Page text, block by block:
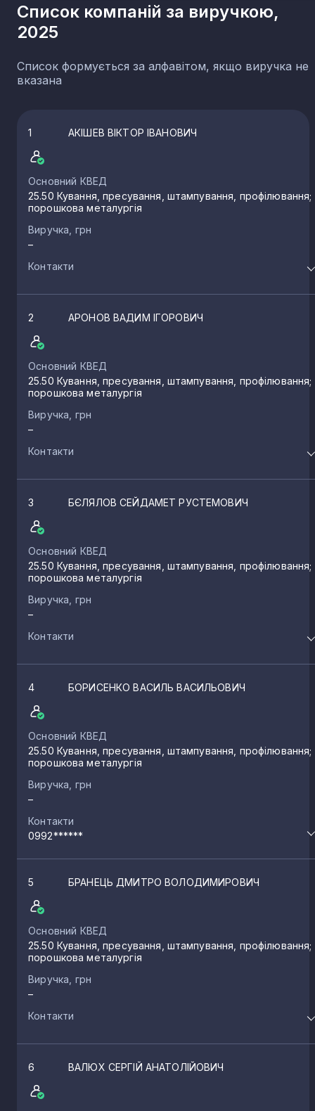
Список компаній за виручкою,
2025
Список формується за алфавітом, якщо виручка не
вказана
1 АКІШЕВ ВІКТОР ІВАНОВИЧ
Основний КВЕД
25.50 Кування, пресування, штампування, профілювання;
порошкова металургія
Виручка, грн
–
Контакти
2 АРОНОВ ВАДИМ ІГОРОВИЧ
Основний КВЕД
25.50 Кування, пресування, штампування, профілювання;
порошкова металургія
Виручка, грн
–
Контакти
3 БЄЛЯЛОВ СЕЙДАМЕТ РУСТЕМОВИЧ
Основний КВЕД
25.50 Кування, пресування, штампування, профілювання;
порошкова металургія
Виручка, грн
–
Контакти
4 БОРИСЕНКО ВАСИЛЬ ВАСИЛЬОВИЧ
Основний КВЕД
25.50 Кування, пресування, штампування, профілювання;
порошкова металургія
Виручка, грн
–
Контакти
0992******
5 БРАНЕЦЬ ДМИТРО ВОЛОДИМИРОВИЧ
Основний КВЕД
25.50 Кування, пресування, штампування, профілювання;
порошкова металургія
Виручка, грн
–
Контакти
6 ВАЛЮХ СЕРГІЙ АНАТОЛІЙОВИЧ